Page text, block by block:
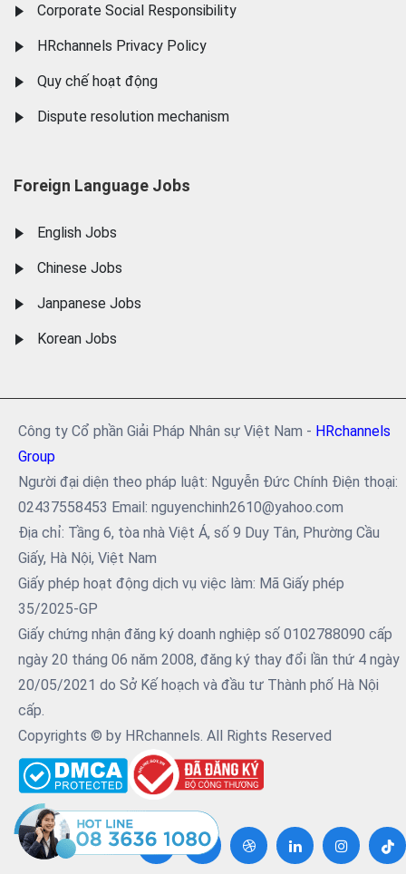
Corporate Social Responsibility
HRchannels Privacy Policy
Quy chế hoạt động
Dispute resolution mechanism
Foreign Language Jobs
English Jobs
Chinese Jobs
Janpanese Jobs
Korean Jobs
Công ty Cổ phần Giải Pháp Nhân sự Việt Nam - HRchannels
Group
Người đại diện theo pháp luật: Nguyễn Đức Chính Điện thoại:
02437558453 Email: nguyenchinh2610@yahoo.com
Địa chỉ: Tầng 6, tòa nhà Việt Á, số 9 Duy Tân, Phường Cầu
Giấy, Hà Nội, Việt Nam
Giấy phép hoạt động dịch vụ việc làm: Mã Giấy phép
35/2025-GP
Giấy chứng nhận đăng ký doanh nghiệp số 0102788090 cấp
ngày 20 tháng 06 năm 2008, đăng ký thay đổi lần thứ 4 ngày
20/05/2021 do Sở Kế hoạch và đầu tư Thành phố Hà Nội
cấp.
Copyrights © by HRchannels. All Rights Reserved